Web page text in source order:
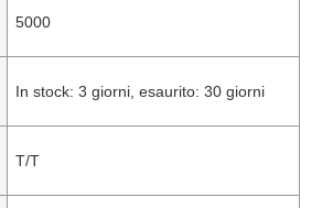
5000
In stock: 3 giorni, esaurito: 30 giorni
T/T